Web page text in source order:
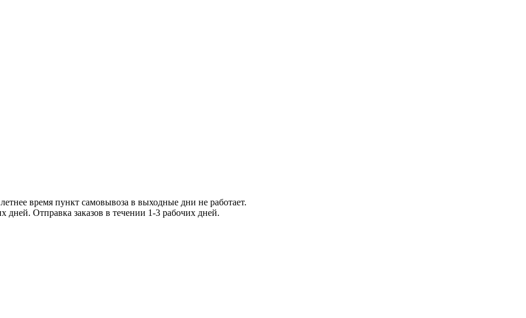
время пункт самовывоза в выходные дни не работает.
1-2 рабочих дней. Отправка заказов в течении 1-3 рабочих дней.